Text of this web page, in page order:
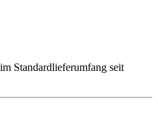
Standardlieferumfang seit